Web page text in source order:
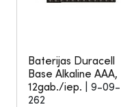
Baterijas Duracell
Base Alkaline AAA,
12gab./iep.
9-09-
262